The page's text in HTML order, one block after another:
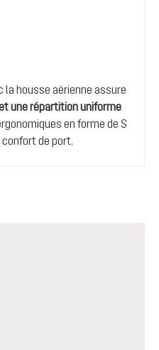
la housse aérienne assure
une répartition uniforme
en forme de S
de port.